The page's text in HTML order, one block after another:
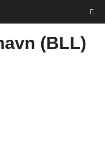
(BLL)